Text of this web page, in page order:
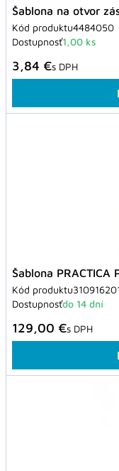
Šablona na otvor
Kód produktu4484050
Dostupnosť1,00 ks
3,84 €s DPH
Šablona PRACTICA
Kód produktu
Dostupnosťdo 14 dní
129,00 €s DPH